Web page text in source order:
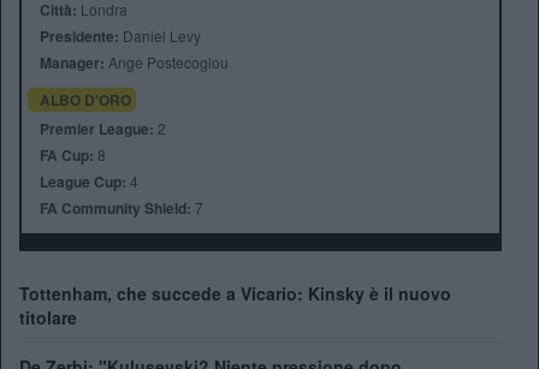
Città: Londra
Presidente: Daniel Levy
Manager: Ange Postecoglou
ALBO D'ORO
Premier League: 2
FA Cup: 8
League Cup: 4
FA Community Shield: 7
Tottenham, che succede a Vicario: Kinsky è il nuovo
titolare